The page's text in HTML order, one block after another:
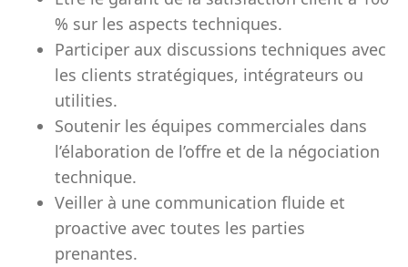
% sur les aspects techniques.
Participer aux discussions techniques avec
les clients stratégiques, intégrateurs ou
utilities.
Soutenir les équipes commerciales dans
l’élaboration de l’offre et de la négociation
technique.
Veiller à une communication fluide et
proactive avec toutes les parties
prenantes.